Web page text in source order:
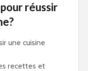
réussir
une cuisine
recettes et